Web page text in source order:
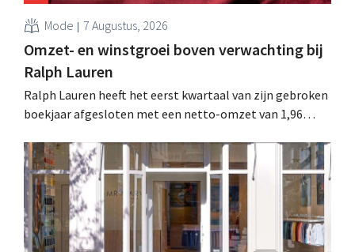
Mode 7 Augustus, 2026
Omzet- en winstgroei boven verwachting bij
Ralph Lauren
Ralph Lauren heeft het eerst kwartaal van zijn gebroken
boekjaar afgesloten met een netto-omzet van 1,96
is dan een jaar eerder. Na die beter dan verwachte start
verhoogt het bedrijf ook zijn vooruitzichten voor het
volledige boekjaar.